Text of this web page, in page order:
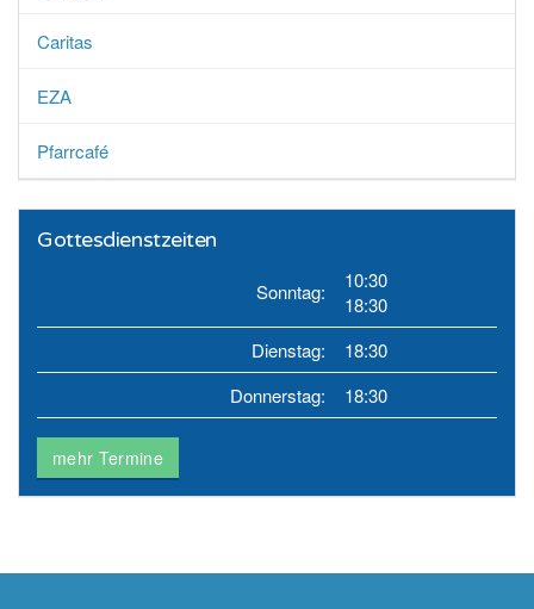
Caritas
EZA
Pfarrcafé
Gottesdienstzeiten
Sonntag:
10:30
18:30
Dienstag:
18:30
Donnerstag:
18:30
mehr Termine